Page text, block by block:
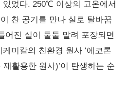
있었다. 250℃ 이상의 고온에서
찬 공기를 만나 실로 탈바꿈
어진 실이 둘둘 말려 포장되면
미칼의 친환경 원사 ‘에코론
활용한 원사)’이 탄생하는 순